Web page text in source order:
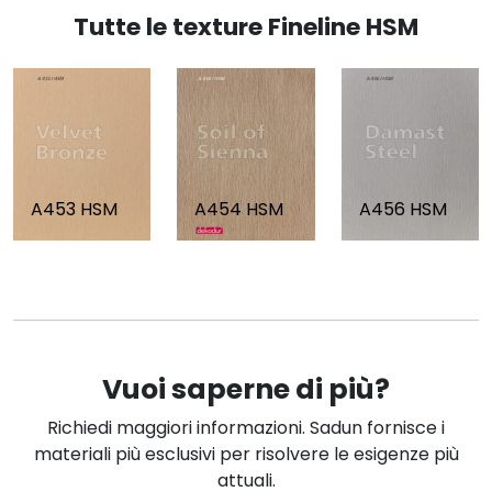
Tutte le texture Fineline HSM
A453 HSM A454 HSM A456 HSM
Vuoi saperne di più?
Richiedi maggiori informazioni. Sadun fornisce i
materiali più esclusivi per risolvere le esigenze più
attuali.